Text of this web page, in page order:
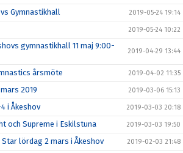
Gymnastikhall 2019-05-24 19:14
2019-05-24 10:22
gymnastikhall 11 maj 9:00-
2019-04-29 13:44
årsmöte 2019-04-02 11:35
2019 2019-03-06 15:13
i Åkeshov 2019-03-03 20:18
och Supreme i Eskilstuna 2019-03-03 19:50
lördag 2 mars i Åkeshov 2019-02-03 21:48